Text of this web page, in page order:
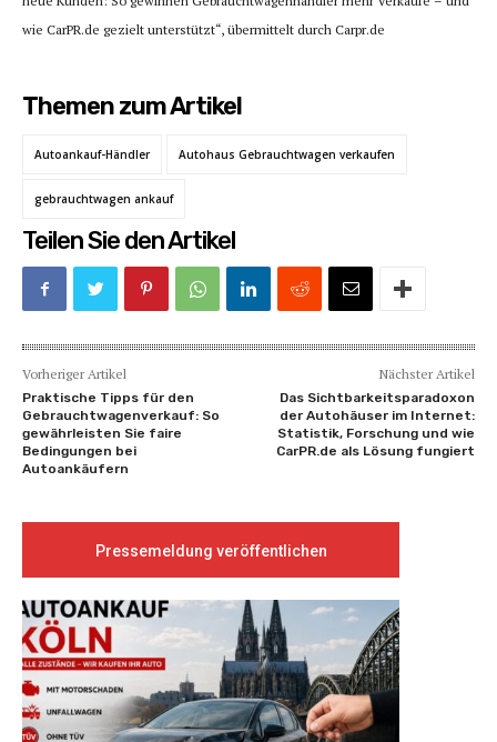
wie CarPR.de gezielt unterstützt“, übermittelt durch Carpr.de
Themen zum Artikel
Autoankauf-Händler Autohaus Gebrauchtwagen verkaufen
gebrauchtwagen ankauf
Teilen Sie den Artikel
Vorheriger Artikel
Praktische Tipps für den
Gebrauchtwagenverkauf: So
gewährleisten Sie faire
Bedingungen bei
Autoankäufern
Nächster Artikel
Das Sichtbarkeitsparadoxon
der Autohäuser im Internet:
Statistik, Forschung und wie
CarPR.de als Lösung fungiert
Pressemeldung veröffentlichen